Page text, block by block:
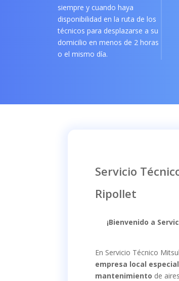
siempre y cuando haya
disponibilidad en la ruta de los
técnicos para desplazarse a su
domicilio en menos de 2 horas
o el mismo día.
Servicio
Ripollet
¡Bienvenido a
En Servicio Técnico
empresa local
mantenimiento de